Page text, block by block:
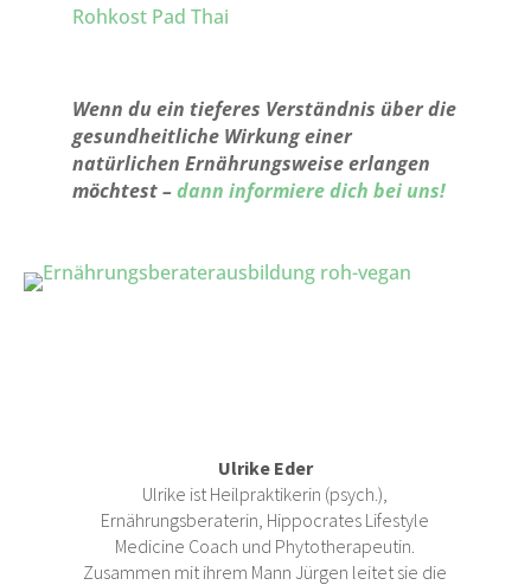
Rohkost Pad Thai
Wenn du ein tieferes Verständnis über die
gesundheitliche Wirkung einer
natürlichen Ernährungsweise erlangen
möchtest –dann informiere dich bei uns!
Ulrike Eder
Ulrike ist Heilpraktikerin (psych.),
Ernährungsberaterin, Hippocrates Lifestyle
Medicine Coach und Phytotherapeutin.
Zusammen mit ihrem Mann Jürgen leitet sie die